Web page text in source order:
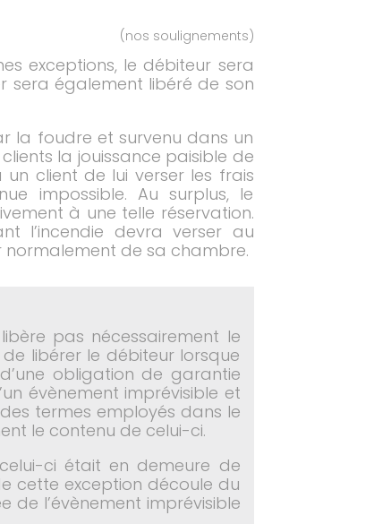
(nos soulignements)
exceptions, le débiteur sera
sera également libéré de son
la foudre et survenu dans un
la jouissance paisible de
client de lui verser les frais
impossible. Au surplus, le
à une telle réservation.
l’incendie devra verser au
normalement de sa chambre.
pas nécessairement le
libérer le débiteur lorsque
obligation de garantie
évènement imprévisible et
termes employés dans le
le contenu de celui-ci.
ci était en demeure de
cette exception découle du
de l’évènement imprévisible